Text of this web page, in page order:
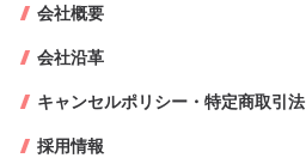
会社概要
会社沿革
キャンセルポリシー・特定商取引法
採用情報